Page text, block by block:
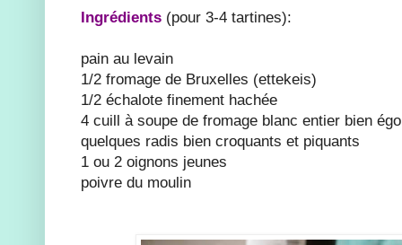
Ingrédients (pour 3-4 tartines):
pain au levain
1/2 fromage de Bruxelles (ettekeis)
1/2 échalote finement hachée
4 cuill à soupe de fromage blanc entier bien
quelques radis bien croquants et piquants
1 ou 2 oignons jeunes
poivre du moulin